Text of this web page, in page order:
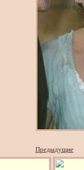
Предыдущие